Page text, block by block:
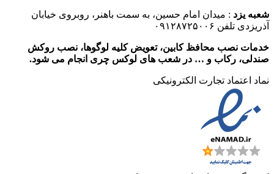
شعبه یزد : میدان امام حسین، به سمت باهنر، روبروی خیابان
آذریزدی تلفن ۰۹۱۲۸۷۲۵۰۰۶
خدمات نصب محافظ کابین، تعویض کلیه لوگوها، نصب روکش
صندلی، رکاب و … در شعب های لوکس چری انجام می شود.
نماد اعتماد تجارت الكترونیكی